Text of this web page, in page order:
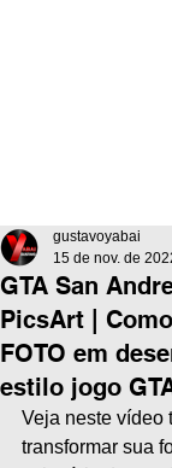
GTA San
PicsArt |
FOTO em
estilo jogo
gustavoyabai
15 de nov. de
Veja neste vídeo
transformar sua